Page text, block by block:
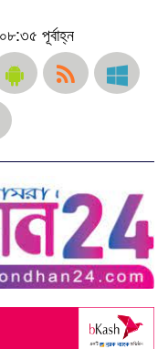
পূর্বাহ্ন